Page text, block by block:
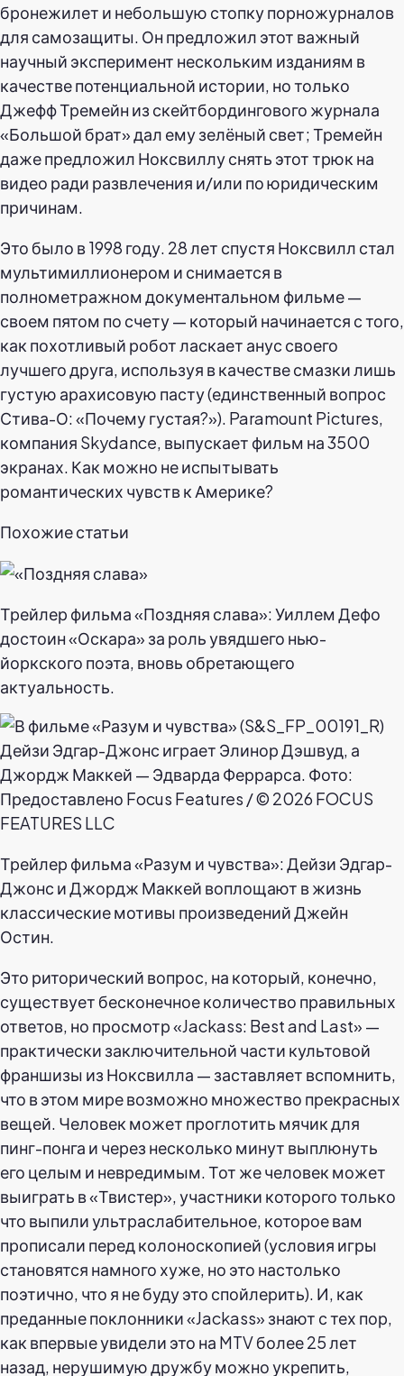
бронежилет и небольшую стопку порножурналов
для самозащиты. Он предложил этот важный
научный эксперимент нескольким изданиям в
качестве потенциальной истории, но только
Джефф Тремейн из скейтбордингового журнала
«Большой брат» дал ему зелёный свет; Тремейн
даже предложил Ноксвиллу снять этот трюк на
видео ради развлечения и/или по юридическим
причинам.
Это было в 1998 году. 28 лет спустя Ноксвилл стал
мультимиллионером и снимается в
полнометражном документальном фильме —
своем пятом по счету — который начинается с того,
как похотливый робот ласкает анус своего
лучшего друга, используя в качестве смазки лишь
густую арахисовую пасту (единственный вопрос
Стива-О: «Почему густая?»). Paramount Pictures,
компания Skydance, выпускает фильм на 3500
экранах. Как можно не испытывать
романтических чувств к Америке?
Похожие статьи
Трейлер фильма «Поздняя слава»: Уиллем Дефо
достоин «Оскара» за роль увядшего нью-
йоркского поэта, вновь обретающего
актуальность.
Трейлер фильма «Разум и чувства»: Дейзи Эдгар-
Джонс и Джордж Маккей воплощают в жизнь
классические мотивы произведений Джейн
Остин.
Это риторический вопрос, на который, конечно,
существует бесконечное количество правильных
ответов, но просмотр «Jackass: Best and Last» —
практически заключительной части культовой
франшизы из Ноксвилла — заставляет вспомнить,
что в этом мире возможно множество прекрасных
вещей. Человек может проглотить мячик для
пинг-понга и через несколько минут выплюнуть
его целым и невредимым. Тот же человек может
выиграть в «Твистер», участники которого только
что выпили ультраслабительное, которое вам
прописали перед колоноскопией (условия игры
становятся намного хуже, но это настолько
поэтично, что я не буду это спойлерить). И, как
преданные поклонники «Jackass» знают с тех пор,
как впервые увидели это на MTV более 25 лет
назад, нерушимую дружбу можно укрепить,